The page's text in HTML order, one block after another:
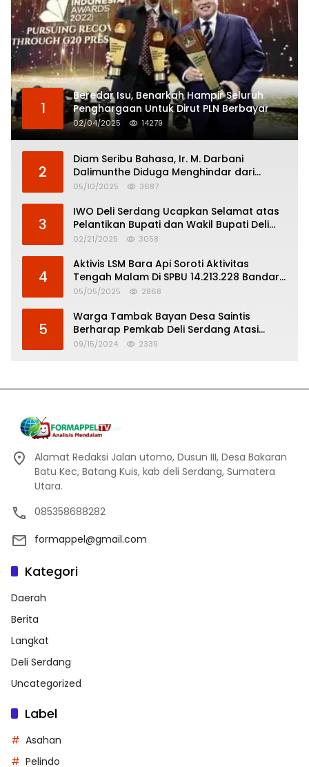
1
Beredar Isu, Benarkah Hampir Seluruh
Penghargaan Untuk Dirut PLN Berbayar
02/04/2025 14279
2
Diam Seribu Bahasa, Ir. M. Darbani
Dalimunthe Diduga Menghindar dari
Pertanggungjawaban Politik
05/10/2025 3687
3
IWO Deli Serdang Ucapkan Selamat atas
Pelantikan Bupati dan Wakil Bupati Deli
Serdang
02/21/2025 3058
4
Aktivis LSM Bara Api Soroti Aktivitas
Tengah Malam Di SPBU 14.213.228 Bandar
Tinggi
05/05/2025 2868
5
Warga Tambak Bayan Desa Saintis
Berharap Pemkab Deli Serdang Atasi
Banjir
09/15/2024 2339
Alamat Redaksi Jalan utomo, Dusun III, Desa Bakaran
Batu Kec, Batang Kuis, kab deli Serdang, Sumatera
Utara.
085358688282
formappel@gmail.com
Kategori
Daerah
Berita
Langkat
Deli Serdang
Uncategorized
Label
Asahan
Pelindo